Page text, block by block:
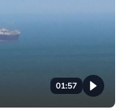
01:57